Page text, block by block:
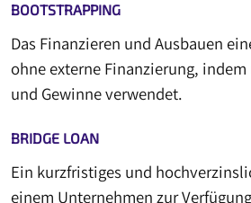
BOOTSTRAPPING
Das Finanzieren und Ausbauen
ohne externe Finanzierung,
und Gewinne verwendet.
BRIDGE LOAN
Ein kurzfristiges und
einem Unternehmen zur